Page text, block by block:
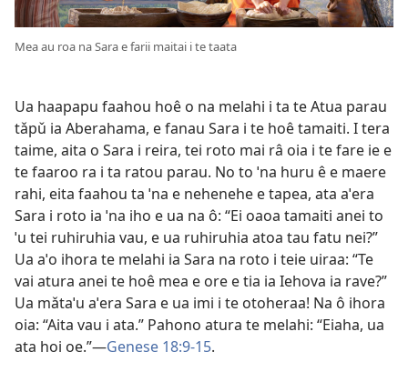
Mea au roa na Sara e farii maitai i te taata
Ua haapapu faahou hoê o na melahi i ta te Atua parau
tǎpǔ ia Aberahama, e fanau Sara i te hoê tamaiti. I tera
taime, aita o Sara i reira, tei roto mai râ oia i te fare ie e
te faaroo ra i ta ratou parau. No to ˈna huru ê e maere
rahi, eita faahou ta ˈna e nehenehe e tapea, ata aˈera
Sara i roto ia ˈna iho e ua na ô: “Ei oaoa tamaiti anei to
ˈu tei ruhiruhia vau, e ua ruhiruhia atoa tau fatu nei?”
Ua aˈo ihora te melahi ia Sara na roto i teie uiraa: “Te
vai atura anei te hoê mea e ore e tia ia Iehova ia rave?”
Ua mǎtaˈu aˈera Sara e ua imi i te otoheraa! Na ô ihora
oia: “Aita vau i ata.” Pahono atura te melahi: “Eiaha, ua
ata hoi oe.”—Genese 18:9-15.